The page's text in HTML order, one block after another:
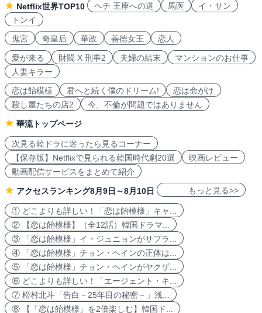
Netflix世界TOP10
ヘチ 王座への道 馬医
イ・サン
トンイ
鬼宮
奇皇后 華政 善徳女王 恋人
愛が来る 財閥 X 刑事2 夫婦の結末
マンションのお仕事
人妻キラー
恋は飴模様
君へと続く僕のドリーム!
恋は命がけ
殺し屋たちの店2
今、不倫が問題ではありません
華流トップページ
次見る韓ドラに迷ったら見るコーナー
【保存版】Netflixで見られる韓国時代劇20選
映画レビュー
動画配信サービスをまとめて紹介
アクセスランキング8月9日～8月10日 もっと見る>>
① どこよりも詳しい！「恋は飴模様」キャ...
② 【恋は飴模様】（全12話）韓国ドラマ...
③ 「恋は飴模様」イ・ジュニョンがサプラ...
④ 「恋は飴模様」チョン・ヘインの正体は...
⑤ 「恋は飴模様」チョン・ヘインがヤクザ...
⑥ どこよりも詳しい！「エージェント・キ...
⑦ 松村北斗「告白－25年目の秘密－」浅...
⑧ 【「恋は飴模様」を2倍楽しむ】韓国ド...